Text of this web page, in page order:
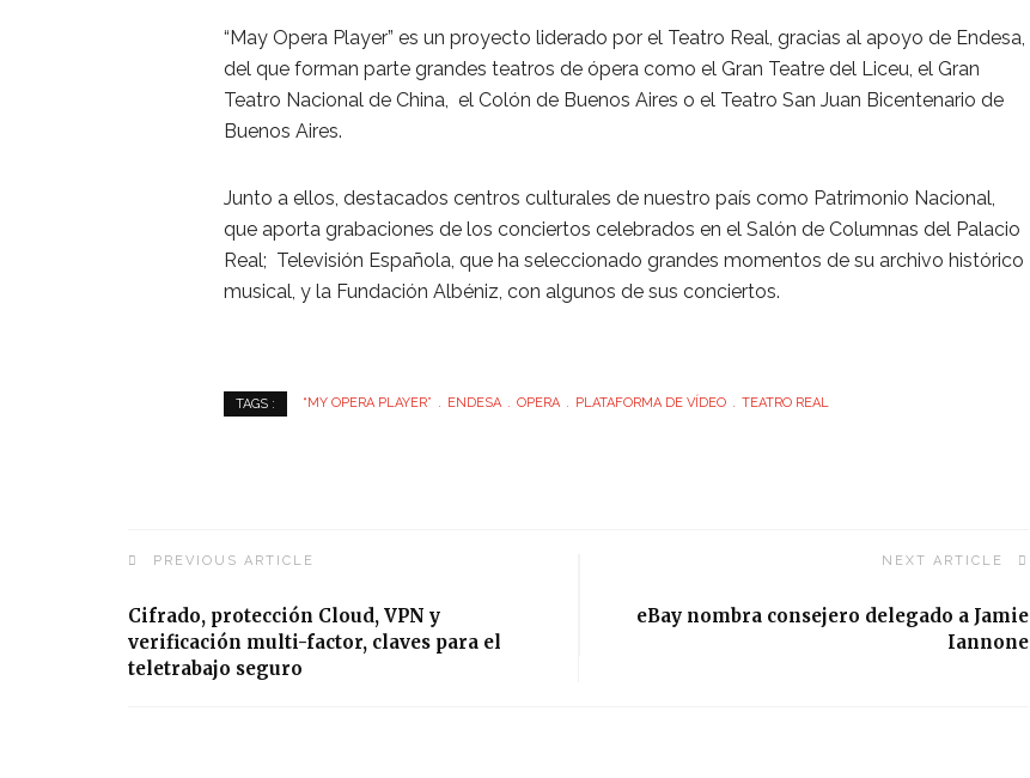
“May Opera Player” es un proyecto liderado por el Teatro Real, gracias al apoyo de Endesa,
del que forman parte grandes teatros de ópera como el Gran Teatre del Liceu, el Gran
Teatro Nacional de China, el Colón de Buenos Aires o el Teatro San Juan Bicentenario de
Buenos Aires.
Junto a ellos, destacados centros culturales de nuestro país como Patrimonio Nacional,
que aporta grabaciones de los conciertos celebrados en el Salón de Columnas del Palacio
Real; Televisión Española, que ha seleccionado grandes momentos de su archivo histórico
musical, y la Fundación Albéniz, con algunos de sus conciertos.
TAGS : “MY OPERA PLAYER” ENDESA OPERA PLATAFORMA DE VÍDEO TEATRO REAL
PREVIOUS ARTICLE
Cifrado, protección Cloud, VPN y
verificación multi-factor, claves para el
teletrabajo seguro
NEXT ARTICLE
eBay nombra consejero delegado a Jamie
Iannone